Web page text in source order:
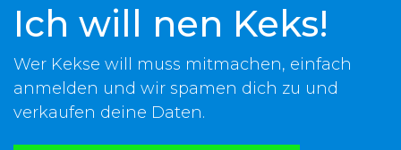
Ich will nen Keks!
Wer Kekse will muss mitmachen, einfach
anmelden und wir spamen dich zu und
verkaufen deine Daten.